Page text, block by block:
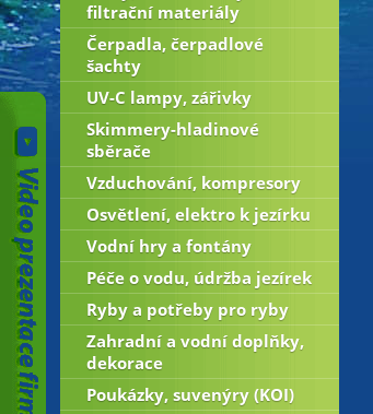
filtrační materiály
Čerpadla, čerpadlové
šachty
UV-C lampy, zářivky
Skimmery-hladinové
sběrače
Vzduchování, kompresory
Osvětlení, elektro k jezírku
Vodní hry a fontány
Péče o vodu, údržba jezírek
Ryby a potřeby pro ryby
Zahradní a vodní doplňky,
dekorace
Poukázky, suvenýry (KOI)